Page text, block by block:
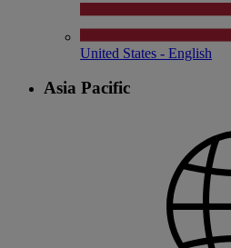
United States - English
Asia Pacific